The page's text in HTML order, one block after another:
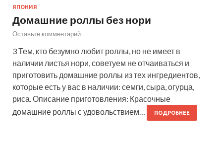
ЯПОНИЯ
Домашние роллы без нори
Оставьте комментарий
3 Тем, кто безумно любит роллы, но не имеет в
наличии листья нори, советуем не отчаиваться и
приготовить домашние роллы из тех ингредиентов,
которые есть у вас в наличии: семги, сыра, огурца,
риса. Описание приготовления: Красочные
домашние роллы с удовольствием…
ПОДРОБНЕЕ